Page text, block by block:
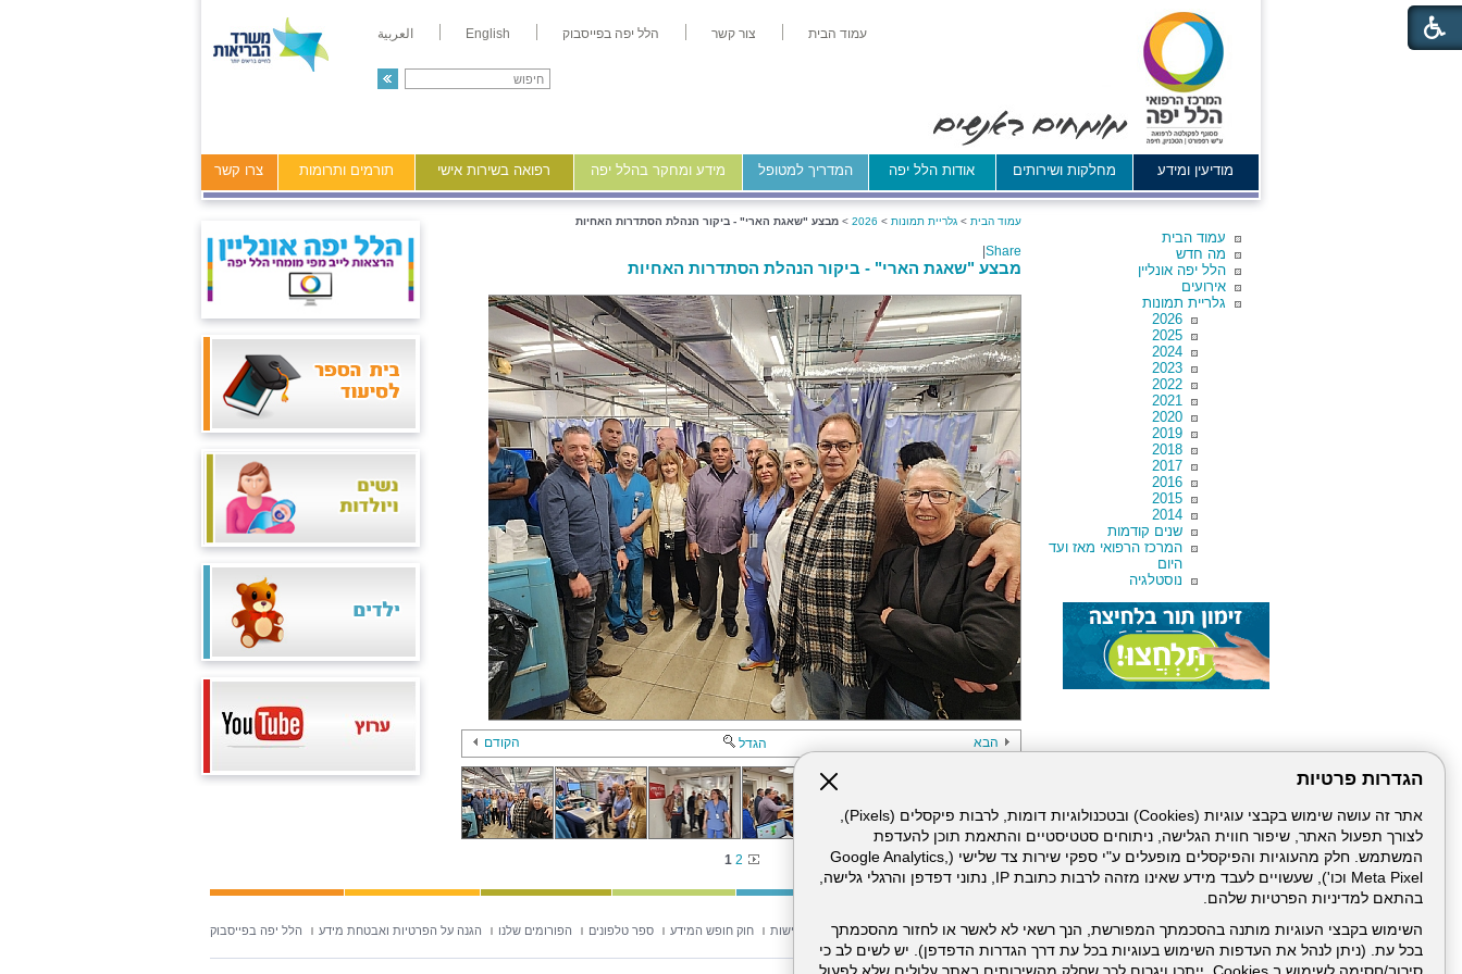
הגדרות פרטיות
אתר זה עושה שימוש בקבצי עוגיות (Cookies) ובטכנולוגיות דומות, לרבות פיקסלים (Pixels),
לצורך תפעול האתר, שיפור חווית הגלישה, ניתוחים סטטיסטיים והתאמת תוכן להעדפת
המשתמש. חלק מהעוגיות והפיקסלים מופעלים ע"י ספקי שירות צד שלישי (Google Analytics,
Meta Pixel וכו'), שעשויים לעבד מידע שאינו מזהה לרבות כתובת IP, נתוני דפדפן והרגלי גלישה,
בהתאם למדיניות הפרטיות שלהם.
השימוש בקבצי העוגיות מותנה בהסכמתך המפורשת, הנך רשאי לא לאשר או לחזור מהסכמתך
בכל עת. (ניתן לנהל את העדפות השימוש בעוגיות בכל עת דרך הגדרות הדפדפן). יש לשים לב כי
עמוד הבית צור קשר הלל יפה בפייסבוק English العربية
מודיעין ומידע מחלקות ושירותים אודות הלל יפה המדריך למטופל מידע ומחקר בהלל יפה רפואה בשירות אישי תורמים ותרומות צרו קשר
עמוד הבית
מה חדש
הלל יפה אונליין
אירועים
גלריית תמונות
2026
2025
2024
2023
2022
2021
2020
2019
2018
2017
2016
2015
2014
שנים קודמות
המרכז הרפואי מאז ועד
היום
נוסטלגיה
עמוד הבית > גלריית תמונות >
2026
> מבצע "שאגת הארי" - ביקור הנהלת הסתדרות האחיות
Share
מבצע "שאגת הארי" - ביקור הנהלת הסתדרות האחיות
הקודם הגדל הבא
1 2
עמוד הבית תנאי שימוש באתר מפת אתר הצהרת נגישות חוק חופש המידע ספר טלפונים הפורומים שלנו הגנה על הפרטיות ואבטחת מידע הלל יפה בפייסבוק